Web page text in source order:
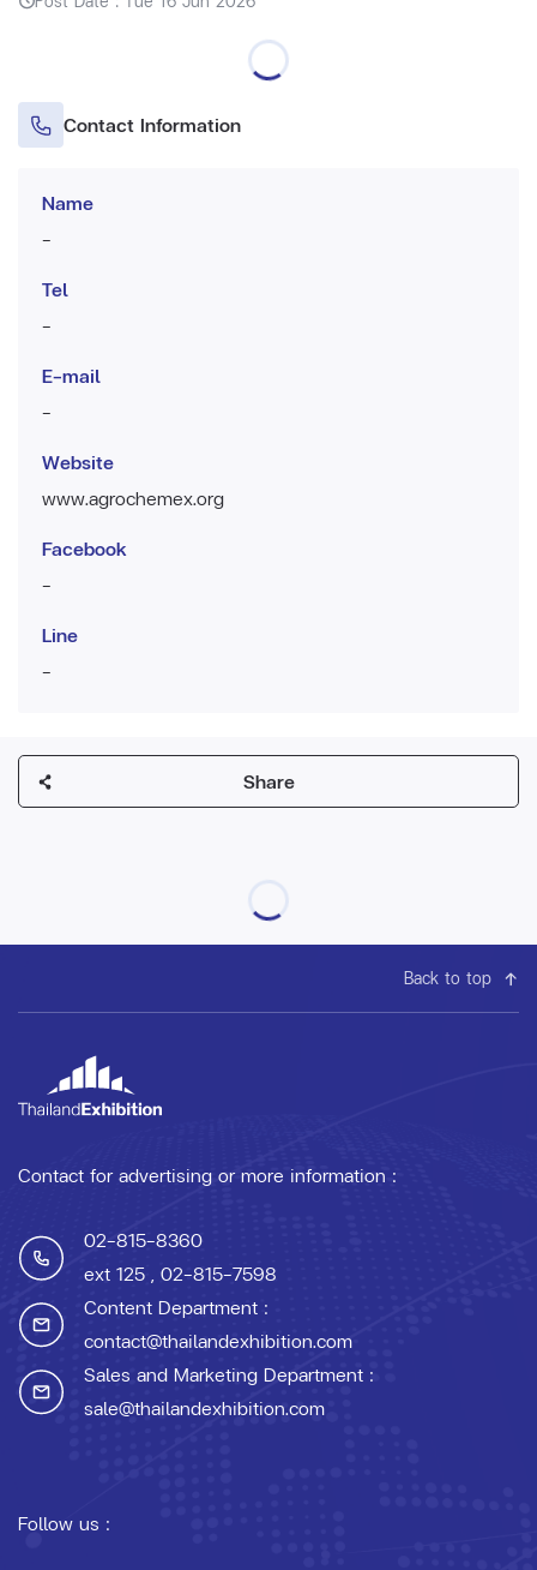
Contact Information
Name
-
Tel
-
E-mail
-
Website
www.agrochemex.org
Facebook
-
Line
-
Share
Back to top
Contact for advertising or more information :
02-815-8360
ext 125 , 02-815-7598
Content Department :
contact@thailandexhibition.com
Sales and Marketing Department :
sale@thailandexhibition.com
Follow us :